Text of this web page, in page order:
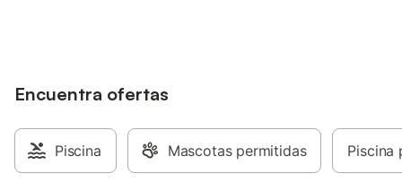
Encuentra ofertas
Piscina Mascotas permitidas Piscina